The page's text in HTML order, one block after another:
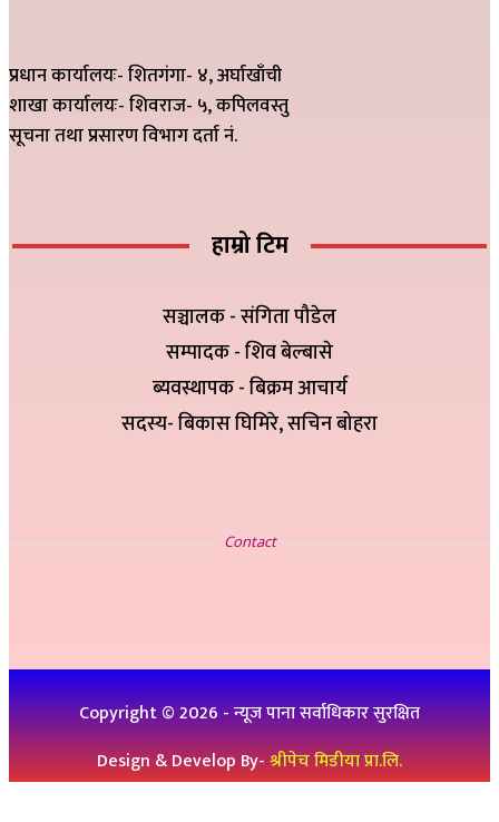
प्रधान कार्यालयः- शितगंगा- ४, अर्घाखाँची
शाखा कार्यालयः- शिवराज- ५, कपिलवस्तु
सूचना तथा प्रसारण विभाग दर्ता नं.
हाम्रो टिम
सञ्चालक - संगिता पौडेल
सम्पादक - शिव बेल्बासे
ब्यवस्थापक - बिक्रम आचार्य
सदस्य- बिकास घिमिरे, सचिन बोहरा
Contact
Copyright ©2026- न्यूज पाना सर्वाधिकार सुरक्षित
Design & Develop By-श्रीपेच मिडीया प्रा.लि.